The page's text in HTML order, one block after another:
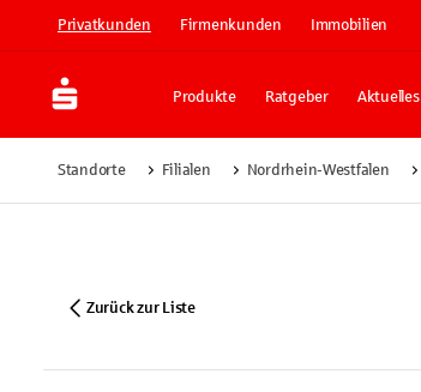
Privatkunden Firmenkunden Immobilien
Produkte Ratgeber Aktuelles
Standorte Filialen Nordrhein-Westfalen
Zurück zur Liste